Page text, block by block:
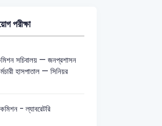
পরীক্ষা
সচিবালয় — জনপ্রশাসন
হাসপাতাল — সিনিয়র
- ল্যাবরেটরি